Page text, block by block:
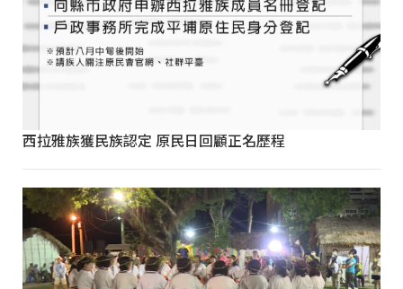
西拉雅族獲民族認定 原民日回顧正名歷程